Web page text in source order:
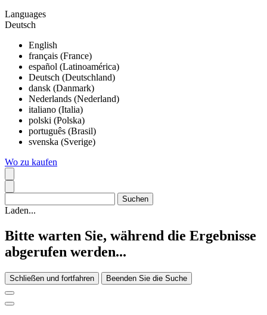
Languages
Deutsch
English
français (France)
español (Latinoamérica)
Deutsch (Deutschland)
dansk (Danmark)
Nederlands (Nederland)
italiano (Italia)
polski (Polska)
português (Brasil)
svenska (Sverige)
Wo zu kaufen
Laden...
Bitte warten Sie, während die Ergebnisse
abgerufen werden...
Schließen und fortfahren Beenden Sie die Suche